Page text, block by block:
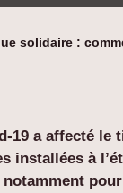
solidaire :
19 a affecté
installées à
notamment